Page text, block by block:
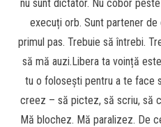
nu sunt dictator. Nu cobor
execuți orb. Sunt partener
primul pas. Trebuie să întrebi.
să mă auzi.Libera ta voință
tu o folosești pentru a te face
creez – să pictez, să scriu, să
Mă blochez. Mă paralizez. De